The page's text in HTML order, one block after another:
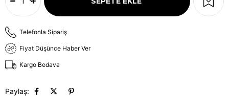
Telefonla Sipariş
Fiyat Düşünce Haber Ver
Kargo Bedava
Paylaş: